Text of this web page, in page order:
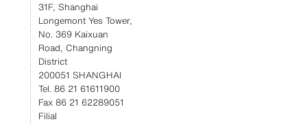
31F, Shanghai
Longemont Yes Tower,
No. 369 Kaixuan
Road, Changning
District
200051 SHANGHAI
Tel. 86 21 61611900
Fax 86 21 62289051
Filial